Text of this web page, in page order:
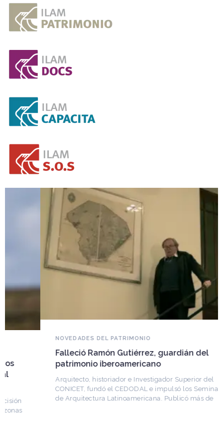
NOVEDADES DEL PATRIMONIO
Falleció Ramón Gutiérrez, guardián del
patrimonio iberoamericano
Arquitecto, historiador e Investigador Superior del
CONICET, fundó el CEDODAL e impulsó los Seminarios
de Arquitectura Latinoamericana. Publicó más de